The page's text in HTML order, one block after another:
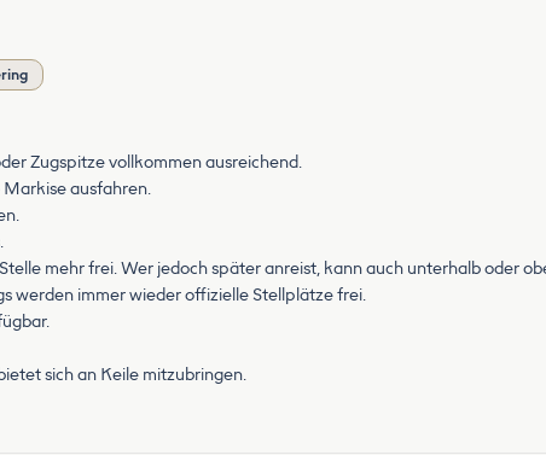
Zugspitze vollkommen ausreichend.
Markise ausfahren.
mehr frei. Wer jedoch später anreist, kann auch unterhalb oder
werden immer wieder offizielle Stellplätze frei.
sich an Keile mitzubringen.